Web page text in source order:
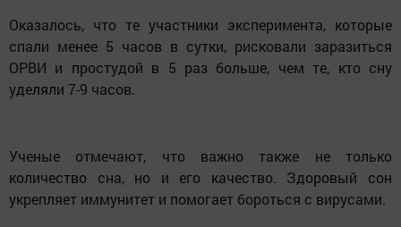
Оказалось, что те участники эксперимента, которые
спали менее 5 часов в сутки, рисковали заразиться
ОРВИ и простудой в 5 раз больше, чем те, кто сну
уделяли 7-9 часов.
Ученые отмечают, что важно также не только
количество сна, но и его качество. Здоровый сон
укрепляет иммунитет и помогает бороться с вирусами.